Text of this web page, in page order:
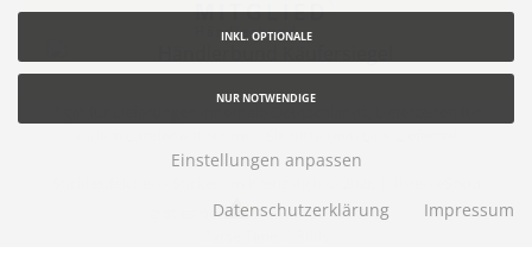
gibt es bei
Werner Consulting
INKL. OPTIONALE
NUR NOTWENDIGE
Einstellungen anpassen
Datenschutzerklärung Impressum